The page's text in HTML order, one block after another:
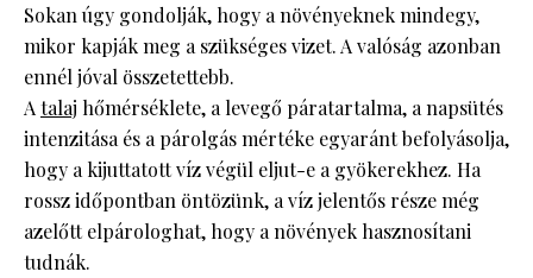
Sokan úgy gondolják, hogy a növényeknek mindegy,
mikor kapják meg a szükséges vizet. A valóság azonban
ennél jóval összetettebb.
A talaj hőmérséklete, a levegő páratartalma, a napsütés
intenzitása és a párolgás mértéke egyaránt befolyásolja,
hogy a kijuttatott víz végül eljut-e a gyökerekhez. Ha
rossz időpontban öntözünk, a víz jelentős része még
azelőtt elpárologhat, hogy a növények hasznosítani
tudnák.